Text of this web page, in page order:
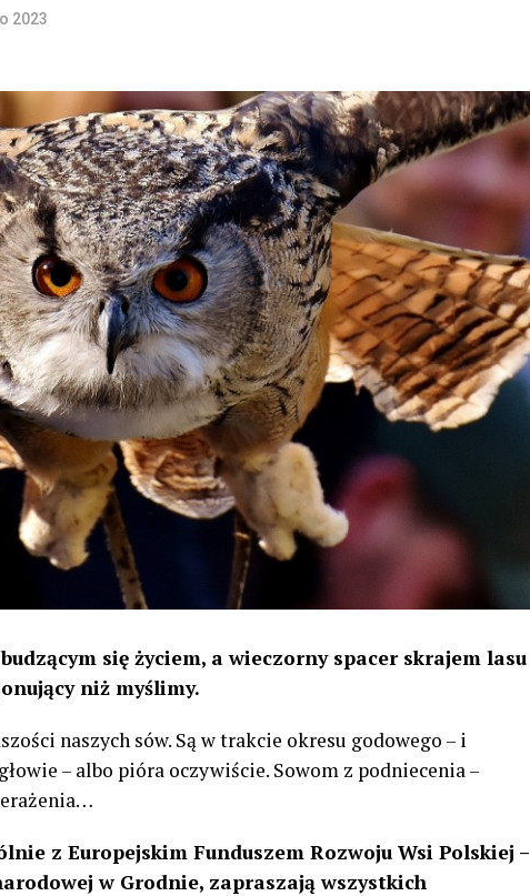
2023
się życiem, a wieczorny spacer skrajem lasu
niż myślimy.
naszych sów. Są w trakcie okresu godowego – i
– albo pióra oczywiście. Sowom z podniecenia –
z Europejskim Funduszem Rozwoju Wsi Polskiej –
w Grodnie, zapraszają wszystkich